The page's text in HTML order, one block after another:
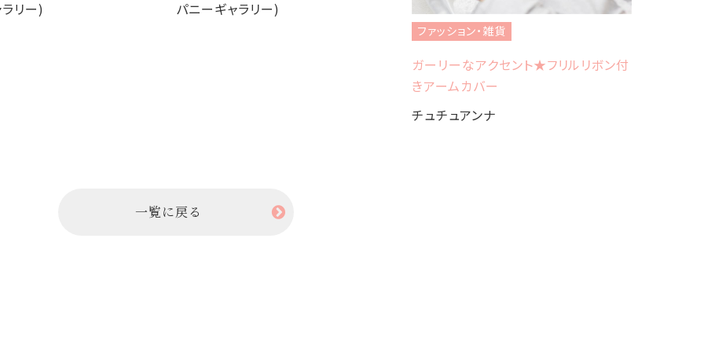
リー)
パニーギャラリー)
ファッション・雑貨
ガーリーなアクセント★フリルリボン付
きアームカバー
チュチュアンナ
一覧に戻る